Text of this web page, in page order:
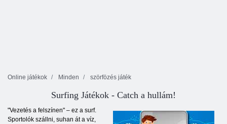
Online játékok Minden szörfözés játék
Surfing Játékok - Catch a hullám!
"Vezetés a felszínen" – ez a surf.
Sportolók szállni, suhan át a víz,